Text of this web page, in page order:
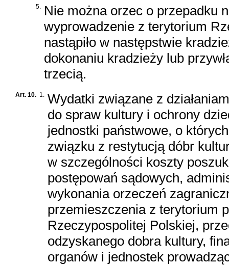
5.
Nie można orzec o przepadku
wyprowadzenie z terytorium
nastąpiło w następstwie
dokonaniu kradzieży lub
trzecią.
Art. 10. 1.
Wydatki związane z
do spraw kultury i ochrony
jednostki państwowe, o
związku z restytucją dóbr
w szczególności koszty
postępowań sądowych,
wykonania orzeczeń
przemieszczenia z terytorium
Rzeczypospolitej Polskiej,
odzyskanego dobra kultury,
organów i jednostek